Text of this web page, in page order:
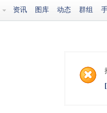
资讯 图库 动态 群组